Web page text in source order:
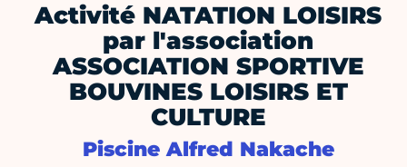
Activité NATATION LOISIRS
par l'association
ASSOCIATION SPORTIVE
BOUVINES LOISIRS ET
CULTURE
Piscine Alfred Nakache